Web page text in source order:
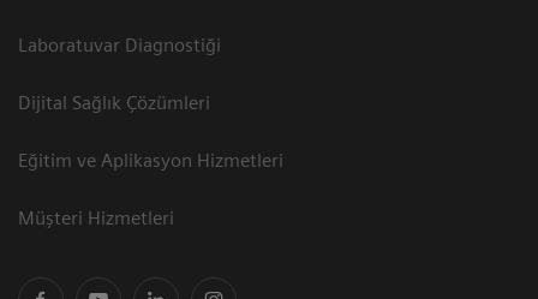
Laboratuvar Diagnostiği
Dijital Sağlık Çözümleri
Eğitim ve Aplikasyon Hizmetleri
Müşteri Hizmetleri